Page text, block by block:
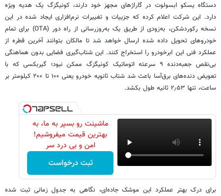
دستگاه یسکو ابسولوت در گاراژهای مجهز خود دارند، کونیگزگ یک هدیه ویژه
دارد. این شرکت اعلام کرده که جزییات و تغییرات نرم‌افزاری ایجاد شده در این
نسخه رکوردشکن، به‌زودی از طریق یک به‌روزرسانی از راه دور (OTA) برای تمام
خودروهای تحویل داده شده ارسال خواهد شد تا مالکان بتوانند آخرین قطره از
عملکرد فنی این ابرخودرو را استخراج کنند. این شتاب‌گیری فضایی بدون هماهنگی
بی‌نقص جعبه‌دنده ۹ سرعته اتوماتیک کونیگزگ ممکن نبود؛ گیربکسی که با
تعویض دنده‌های برق‌آسا باعث شد شتاب ثانویه خودرو یعنی ۱۰۰ تا ۲۰۰ کیلومتر بر
ساعت، تنها ۲٫۵۳ ثانیه طول بکشد.
ماشینت رو بسپر به ما، به
بهترین قیمت میفروشیم!
امن و بی درد سر
ثبت درخواست
برای درک بهتر عملکرد این موشک جاده‌ای، نگاهی به جدول زمانی ثبت شده